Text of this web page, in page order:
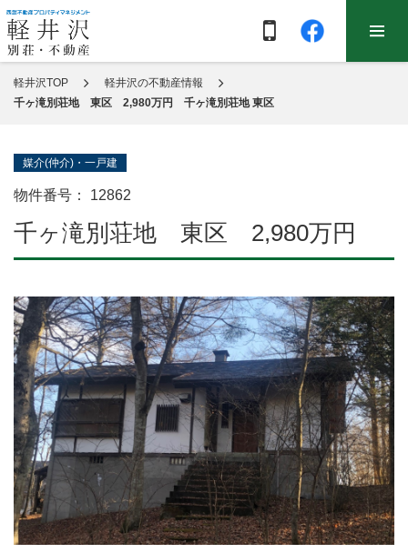
軽井沢TOP
軽井沢の不動産情報
千ヶ滝別荘地 東区 2,980万円 千ヶ滝別荘地 東区
媒介(仲介)・一戸建
物件番号： 12862
千ヶ滝別荘地 東区 2,980万円